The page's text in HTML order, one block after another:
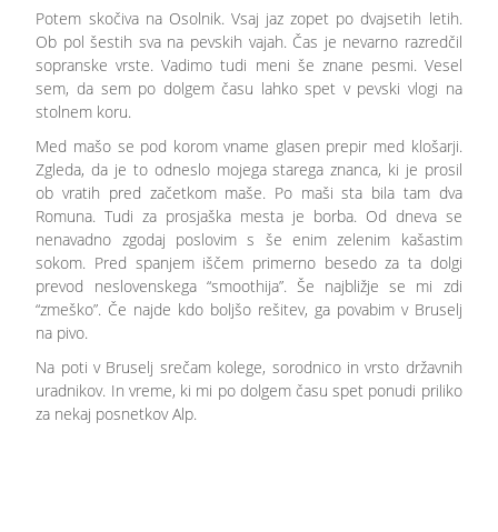
Potem skočiva na Osolnik. Vsaj jaz zopet po dvajsetih letih.
Ob pol šestih sva na pevskih vajah. Čas je nevarno razredčil
sopranske vrste. Vadimo tudi meni še znane pesmi. Vesel
sem, da sem po dolgem času lahko spet v pevski vlogi na
stolnem koru.
Med mašo se pod korom vname glasen prepir med klošarji.
Zgleda, da je to odneslo mojega starega znanca, ki je prosil
ob vratih pred začetkom maše. Po maši sta bila tam dva
Romuna. Tudi za prosjaška mesta je borba. Od dneva se
nenavadno zgodaj poslovim s še enim zelenim kašastim
sokom. Pred spanjem iščem primerno besedo za ta dolgi
prevod neslovenskega “smoothija”. Še najbližje se mi zdi
“zmeško”. Če najde kdo boljšo rešitev, ga povabim v Bruselj
na pivo.
Na poti v Bruselj srečam kolege, sorodnico in vrsto državnih
uradnikov. In vreme, ki mi po dolgem času spet ponudi priliko
za nekaj posnetkov Alp.